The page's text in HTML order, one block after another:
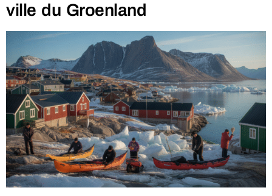
ville du Groenland